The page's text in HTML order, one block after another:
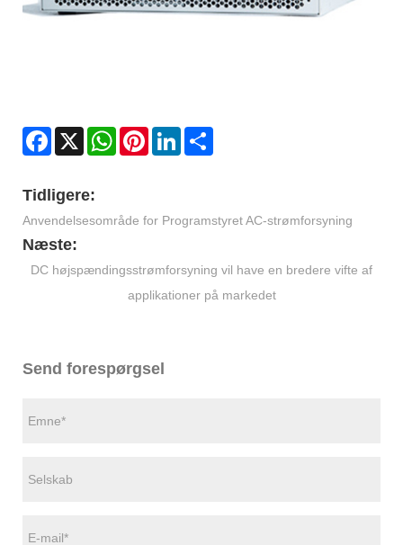
Facebook
X WhatsAppPinterestLinkedIn
Tidligere:
Anvendelsesområde for Programstyret AC-strømforsyning
Næste:
DC højspændingsstrømforsyning vil have en bredere vifte af
applikationer på markedet
Send forespørgsel